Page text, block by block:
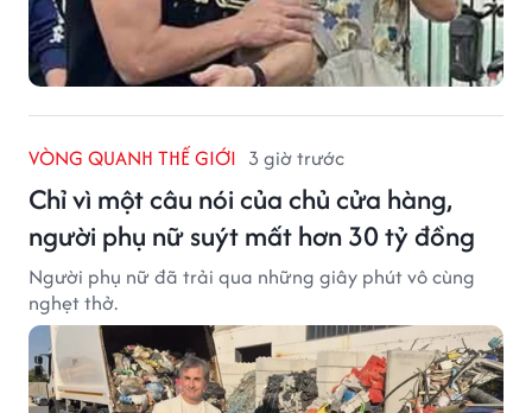
VÒNG QUANH THẾ GIỚI 3 giờ trước
Chỉ vì một câu nói của chủ cửa hàng,
người phụ nữ suýt mất hơn 30 tỷ đồng
Người phụ nữ đã trải qua những giây phút vô cùng
nghẹt thở.